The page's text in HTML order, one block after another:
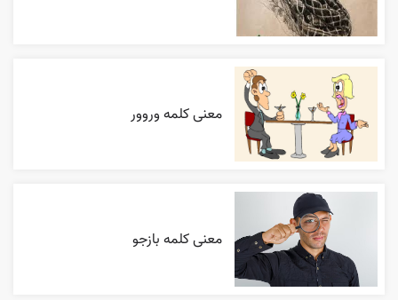
معنی کلمه وروور
معنی کلمه بازجو